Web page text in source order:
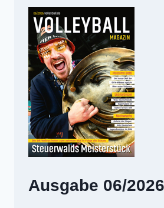
Ausgabe 06/2026